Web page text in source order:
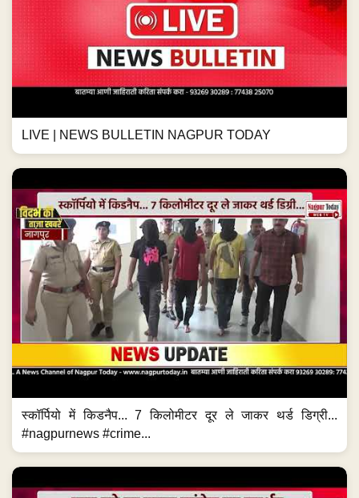
LIVE | NEWS BULLETIN NAGPUR TODAY
स्कॉर्पियो में किडनैप... 7 किलोमीटर दूर ले जाकर थर्ड डिग्री...
#nagpurnews #crime...